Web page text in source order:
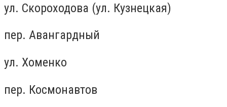
ул. Скороходова (ул. Кузнецкая)
пер. Авангардный
ул. Хоменко
пер. Космонавтов